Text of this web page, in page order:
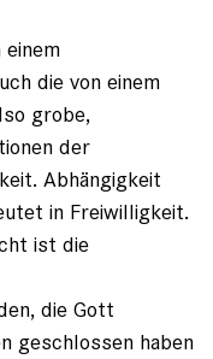
die von einem
grobe,
der
Abhängigkeit
in Freiwilligkeit.
ist die
die Gott
geschlossen haben